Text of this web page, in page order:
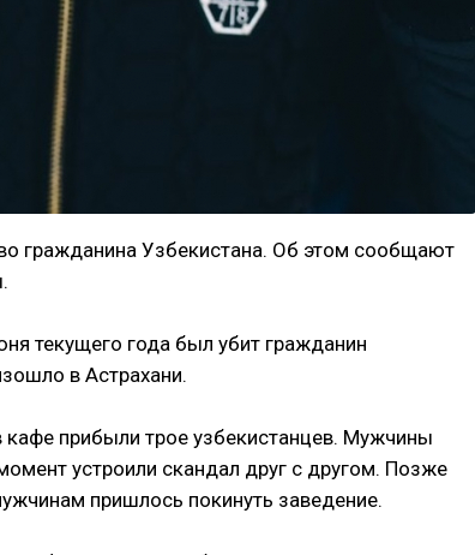
гражданина Узбекистана. Об этом сообщают
текущего года был убит гражданин
в Астрахани.
кафе прибыли трое узбекистанцев. Мужчины
устроили скандал друг с другом. Позже
пришлось покинуть заведение.